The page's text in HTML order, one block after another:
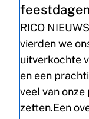
RICO
vierden we
uitverkochte
en een
veel van
zetten.Een